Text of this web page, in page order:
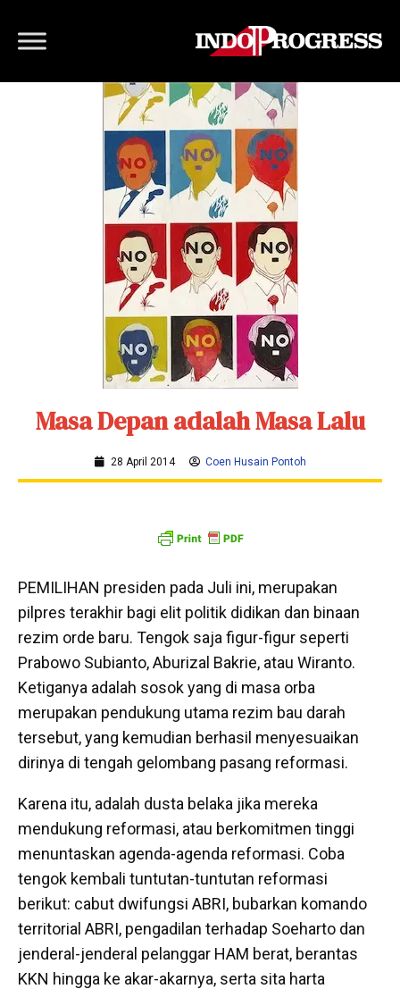
Masa Depan adalah Masa Lalu
28 April 2014 Coen Husain Pontoh
PEMILIHAN presiden pada Juli ini, merupakan
pilpres terakhir bagi elit politik didikan dan binaan
rezim orde baru. Tengok saja figur-figur seperti
Prabowo Subianto, Aburizal Bakrie, atau Wiranto.
Ketiganya adalah sosok yang di masa orba
merupakan pendukung utama rezim bau darah
tersebut, yang kemudian berhasil menyesuaikan
dirinya di tengah gelombang pasang reformasi.
Karena itu, adalah dusta belaka jika mereka
mendukung reformasi, atau berkomitmen tinggi
menuntaskan agenda-agenda reformasi. Coba
tengok kembali tuntutan-tuntutan reformasi
berikut: cabut dwifungsi ABRI, bubarkan komando
territorial ABRI, pengadilan terhadap Soeharto dan
jenderal-jenderal pelanggar HAM berat, berantas
KKN hingga ke akar-akarnya, serta sita harta